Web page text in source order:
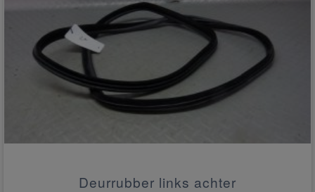
Deurrubber links achter